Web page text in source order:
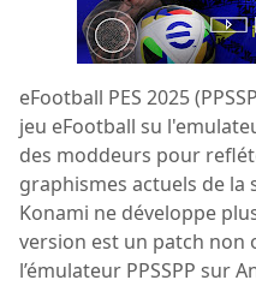
eFootball PES 2025
jeu eFootball su
des moddeurs pour
graphismes actuels de la
Konami ne développe
version est un patch non
l’émulateur PPSSPP sur